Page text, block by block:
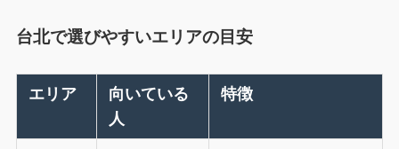
台北で選びやすいエリアの目安
エリア
向いている
人
特徴